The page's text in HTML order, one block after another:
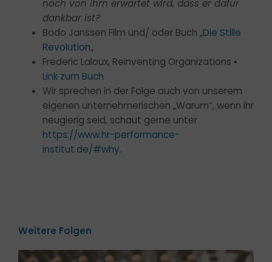
noch von ihm erwartet wird, dass er dafür
dankbar ist?
Bodo Janssen Film und/ oder Buch „Die Stille
Revolution„
Frederic Laloux, Reinventing Organizations •
Link zum Buch
Wir sprechen in der Folge auch von unserem
eigenen unternehmerischen „Warum“, wenn ihr
neugierig seid, schaut gerne unter
https://www.hr-performance-
institut.de/#why.
Weitere Folgen